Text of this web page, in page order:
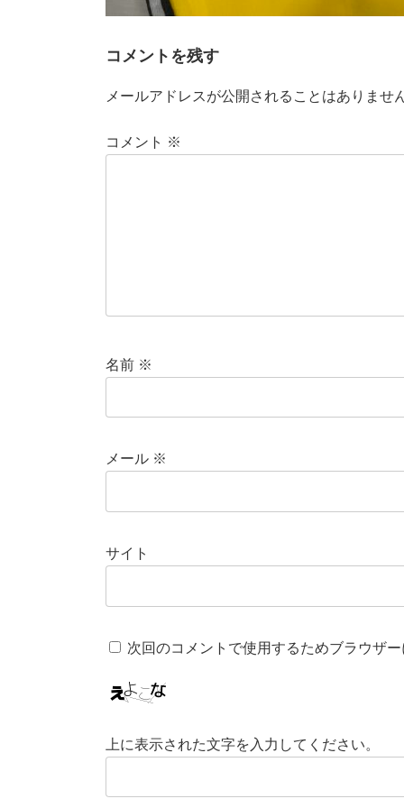
コメントを残す
メールアドレスが公開されることはありませ
コメント ※
名前 ※
メール ※
サイト
次回のコメントで使用するためブラウザ
上に表示された文字を入力してください。